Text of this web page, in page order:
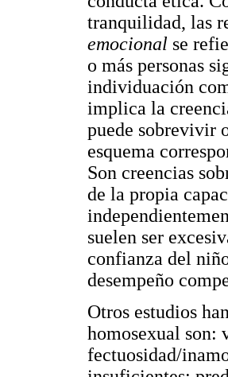
tranquilidad, las
emocional se
o más personas
individuación
implica la
puede sobrevivir
esquema
Son creencias
de la propia
suelen ser
confianza del
desempeño
Otros estudios
homosexual son:
fectuosidad/